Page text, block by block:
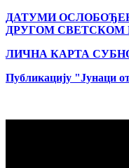
ДАТУМИ
ДРУГОМ СВЕТСКОМ
ЛИЧНА КАРТА
Публикацију "Јунаци